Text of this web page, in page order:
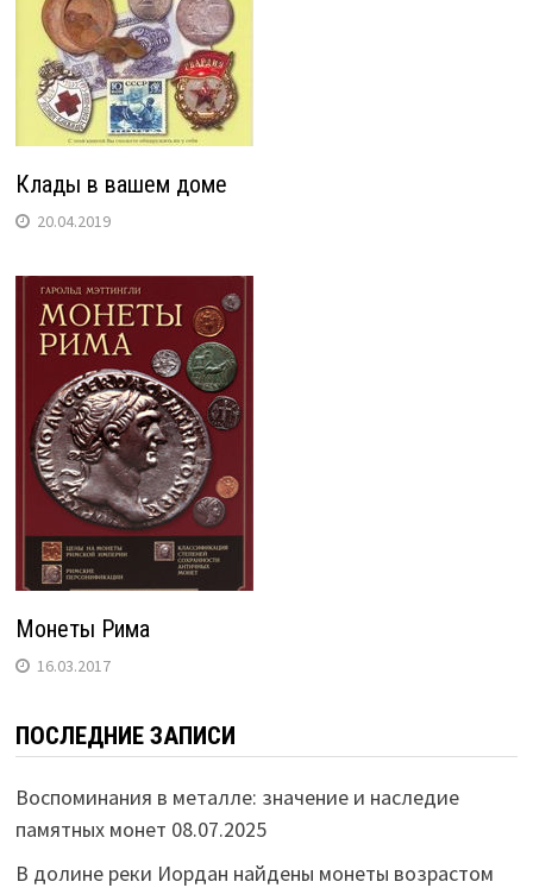
Клады в вашем доме
20.04.2019
Монеты Рима
16.03.2017
ПОСЛЕДНИЕ ЗАПИСИ
Воспоминания в металле: значение и наследие
памятных монет 08.07.2025
В долине реки Иордан найдены монеты возрастом